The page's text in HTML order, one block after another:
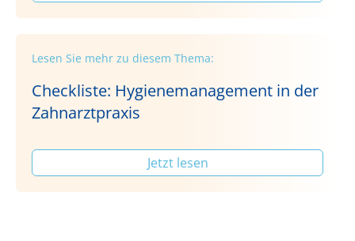
Lesen Sie mehr zu diesem Thema:
Checkliste: Hygienemanagement in der
Zahnarztpraxis
Jetzt lesen